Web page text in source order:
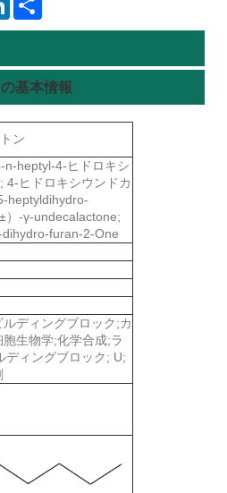
基本情報
ン
n-heptyl-4-ヒドロキシ
4-ヒドロキシウンドカ
heptyldihydro-
）-γ-undecalactone;
dihydro-furan-2-One
ディングブロック;カ
生物学;化学合成;ラ
ディングブロック; U;